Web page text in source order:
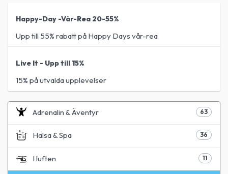
Happy-Day -Vår-Rea 20-55%
Upp till 55% rabatt på Happy Days vår-rea
Live It - Upp till 15%
15% på utvalda upplevelser
Adrenalin & Äventyr 63
Hälsa & Spa 36
I luften 11